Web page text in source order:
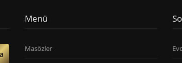
Menü
Masözler